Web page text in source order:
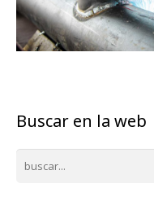
Buscar en la web